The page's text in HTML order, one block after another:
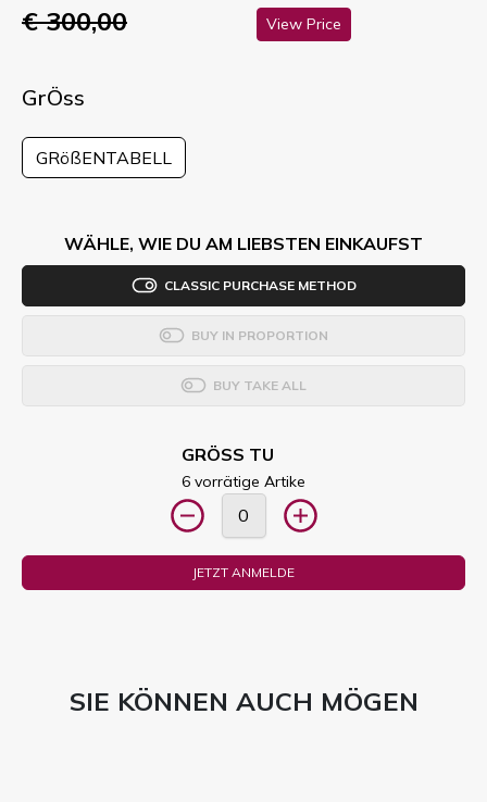
€ 300,00 View Price
GrÖss
GRößENTABELL
WÄHLE, WIE DU AM LIEBSTEN EINKAUFST
CLASSIC PURCHASE METHOD
BUY IN PROPORTION
BUY TAKE ALL
GRÖSS TU
6 vorrätige Artike
JETZT ANMELDE
SIE KÖNNEN AUCH MÖGEN